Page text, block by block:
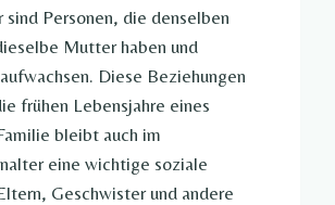
sind Personen, die denselben
Mutter haben und
Diese Beziehungen
frühen Lebensjahre eines
bleibt auch im
eine wichtige soziale
Geschwister und andere